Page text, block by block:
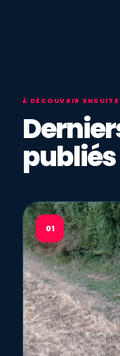
À DÉCOUVRIR ENSUITE
publiés
01